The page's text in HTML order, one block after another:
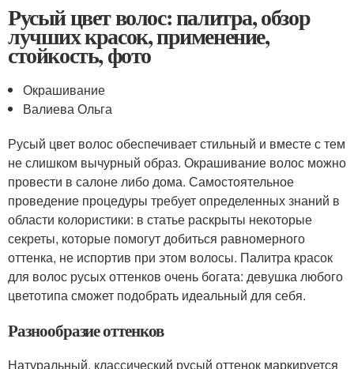
Русый цвет волос: палитра, обзор
лучших красок, применение,
стойкость, фото
Окрашивание
Валиева Ольга
Русый цвет волос обеспечивает стильный и вместе с тем
не слишком вычурный образ. Окрашивание волос можно
провести в салоне либо дома. Самостоятельное
проведение процедуры требует определенных знаний в
области колористики: в статье раскрыты некоторые
секреты, которые помогут добиться равномерного
оттенка, не испортив при этом волосы. Палитра красок
для волос русых оттенков очень богата: девушка любого
цветотипа сможет подобрать идеальный для себя.
Разнообразие оттенков
Натуральный, классический русый оттенок маркируется